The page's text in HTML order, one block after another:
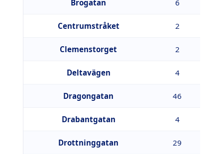
Brogatan 6
Centrumstråket 2
Clemenstorget 2
Deltavägen 4
Dragongatan 46
Drabantgatan 4
Drottninggatan 29